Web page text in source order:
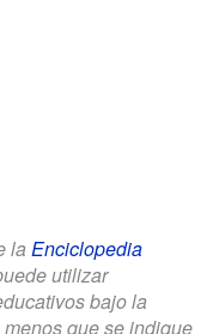
la Enciclopedia
utilizar
bajo la
menos que se indique